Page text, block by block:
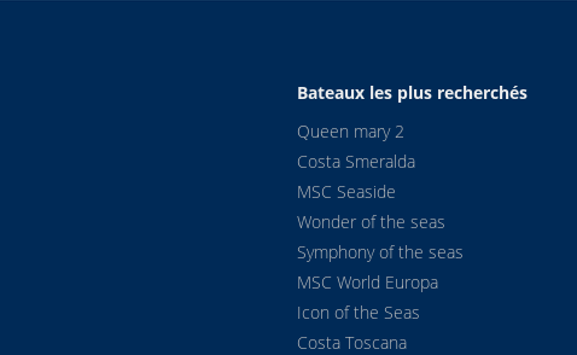
Bateaux les plus recherchés
Queen mary 2
Costa Smeralda
MSC Seaside
Wonder of the seas
Symphony of the seas
MSC World Europa
Icon of the Seas
Costa Toscana